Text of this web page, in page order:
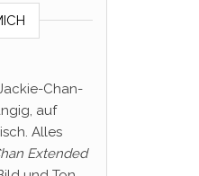
Chan-
auf
Alles
Extended